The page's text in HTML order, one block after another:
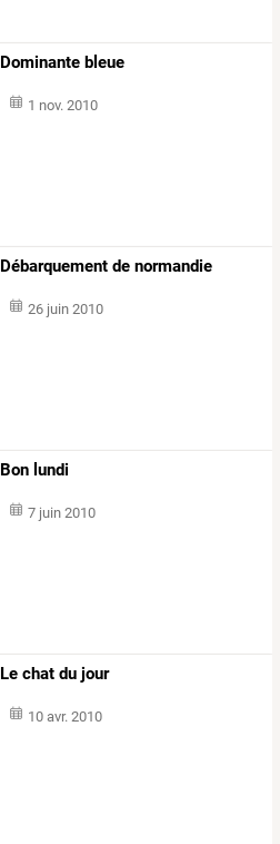
Dominante bleue
1 nov. 2010
Débarquement de normandie
26 juin 2010
Bon lundi
7 juin 2010
Le chat du jour
10 avr. 2010